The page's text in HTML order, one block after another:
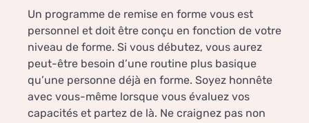
Un programme de remise en forme vous est
personnel et doit être conçu en fonction de votre
niveau de forme. Si vous débutez, vous aurez
peut-être besoin d’une routine plus basique
qu’une personne déjà en forme. Soyez honnête
avec vous-même lorsque vous évaluez vos
capacités et partez de là. Ne craignez pas non